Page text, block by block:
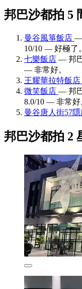
邦巴沙都拍 5
曼谷風箏飯店 —
10/10 — 好極了。
七樂飯店 — 邦
— 非常好。
王耀華拉特飯店
微笑飯店 — 邦
8.0/10 — 非常好
曼谷唐人街57
邦巴沙都拍 2